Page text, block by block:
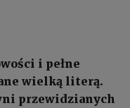
i pełne
wielką literą.
przewidzianych